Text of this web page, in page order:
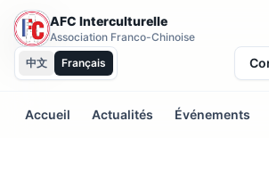
AFC Interculturelle
Association Franco-Chinoise
中文
Français
Accueil Actualités Événements